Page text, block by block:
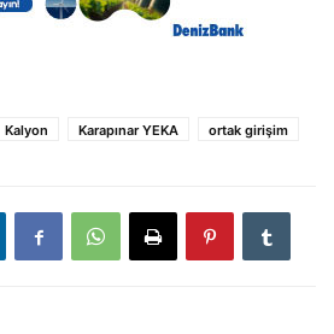
Kalyon Karapınar YEKA ortak girişim